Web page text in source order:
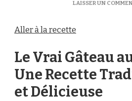
LAISSER UN
Aller à la recette
Le Vrai Gâteau
Une Recette
et Délicieuse